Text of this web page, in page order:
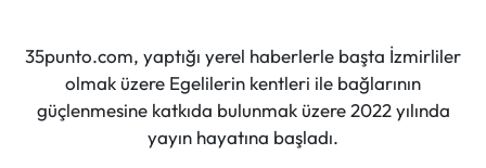
35punto.com, yaptığı yerel haberlerle başta İzmirliler
olmak üzere Egelilerin kentleri ile bağlarının
güçlenmesine katkıda bulunmak üzere 2022 yılında
yayın hayatına başladı.